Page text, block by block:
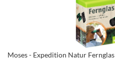
Moses - Expedition Natur Fernglas